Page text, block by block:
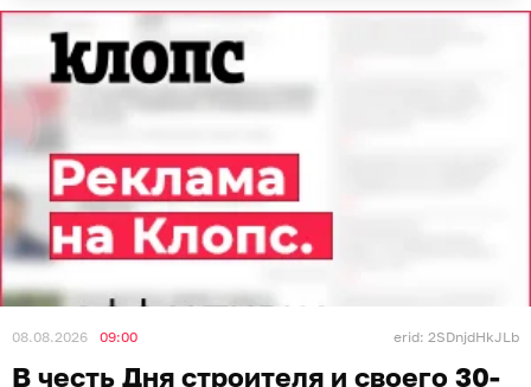
08.08.2026 09:00 erid: 2SDnjdHkJLb
В честь Дня строителя и своего 30-